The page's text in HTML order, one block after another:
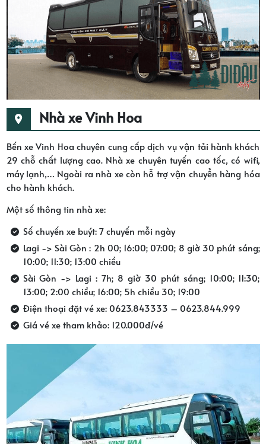
Nhà xe Vinh Hoa
Bến xe Vinh Hoa chuyên cung cấp dịch vụ vận tải hành khách
29 chỗ chất lượng cao. Nhà xe chuyên tuyến cao tốc, có wifi,
máy lạnh,… Ngoài ra nhà xe còn hỗ trợ vận chuyển hàng hóa
cho hành khách.
Một số thông tin nhà xe:
Số chuyến xe buýt: 7 chuyến mỗi ngày
Lagi -> Sài Gòn : 2h 00; 16:00; 07:00; 8 giờ 30 phút sáng;
10:00; 11:30; 13:00 chiều
Sài Gòn -> Lagi : 7h; 8 giờ 30 phút sáng; 10:00; 11:30;
13:00; 2:00 chiều; 16:00; 5h chiều 30; 19:00
Điện thoại đặt vé xe: 0623.843333 – 0623.844.999
Giá vé xe tham khảo: 120.000đ/vé